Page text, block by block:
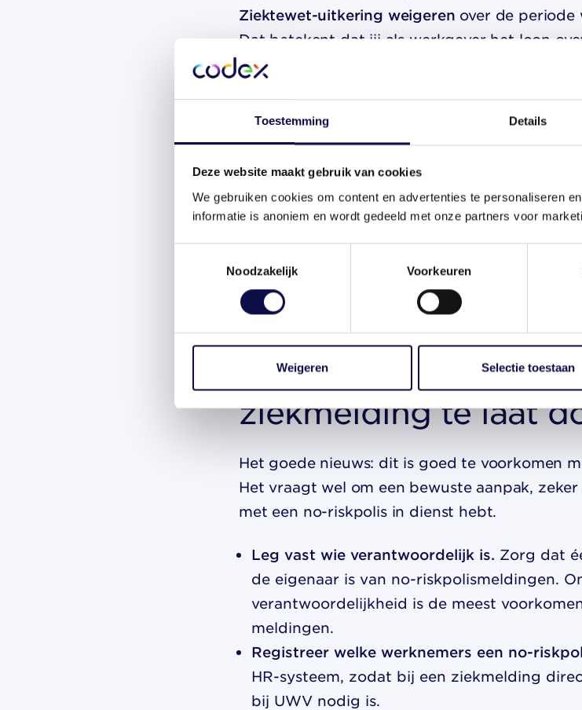
Toestemming Details
Deze website maakt gebruik van cookies
We gebruiken cookies om content en advertenties te personaliseren
informatie is anoniem en wordt gedeeld met onze partners voor
Noodzakelijk
Voorkeuren
Weigeren Selectie toestaan
Ziektewet-uitkering weigeren over de periode
Dat betekent dat jij als werkgever het loon
betaalt, zonder compensatie. Bij langdurige
Je verliest het recht op de Ziektewet-
melding te laat was.
Je draagt de volledige
UWV kan in bepaalde gevallen aanvullende
is van structurele nalatigheid.
Bovendien mis je het voordeel waarvoor de
regeling bestaat om jou als werkgever te
als je de meldingstermijn netjes naleeft.
Hoe voorkom je dat je
ziekmelding te laat
Het goede nieuws: dit is goed te voorkomen
Het vraagt wel om een bewuste aanpak,
met een no-riskpolis in dienst hebt.
Leg vast wie verantwoordelijk is. Zorg dat
de eigenaar is van no-riskpolismeldingen.
verantwoordelijkheid is de meest
meldingen.
Registreer welke werknemers een no-
HR-systeem, zodat bij een ziekmelding
bij UWV nodig is.